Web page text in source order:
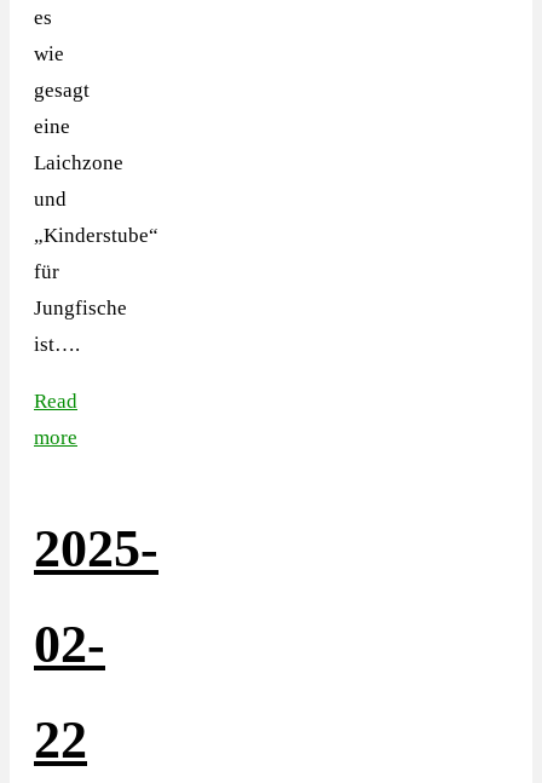
es
wie
gesagt
eine
Laichzone
und
„Kinderstube“
für
Jungfische
ist….
Read
more
2025-
02-
22